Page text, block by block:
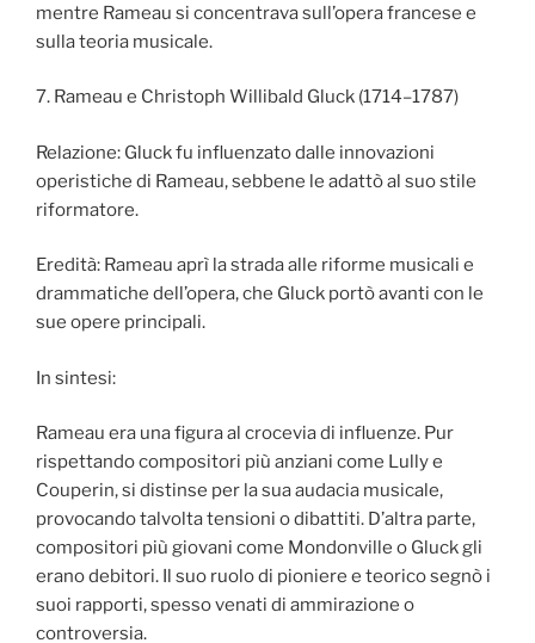
mentre Rameau si concentrava sull’opera francese e
sulla teoria musicale.
7. Rameau e Christoph Willibald Gluck (1714–1787)
Relazione: Gluck fu influenzato dalle innovazioni
operistiche di Rameau, sebbene le adattò al suo stile
riformatore.
Eredità: Rameau aprì la strada alle riforme musicali e
drammatiche dell’opera, che Gluck portò avanti con le
sue opere principali.
In sintesi:
Rameau era una figura al crocevia di influenze. Pur
rispettando compositori più anziani come Lully e
Couperin, si distinse per la sua audacia musicale,
provocando talvolta tensioni o dibattiti. D’altra parte,
compositori più giovani come Mondonville o Gluck gli
erano debitori. Il suo ruolo di pioniere e teorico segnò i
suoi rapporti, spesso venati di ammirazione o
controversia.